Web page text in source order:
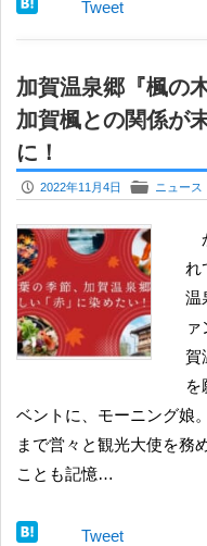
Tweet
加賀温泉郷『楓の
加賀楓との関係が
に！
P 2022年11月4日 F ニュース
かねて
れ
温
賀
を
ベントに、モーニング娘
まで営々と観光大使を務
ことも記憶…
Tweet